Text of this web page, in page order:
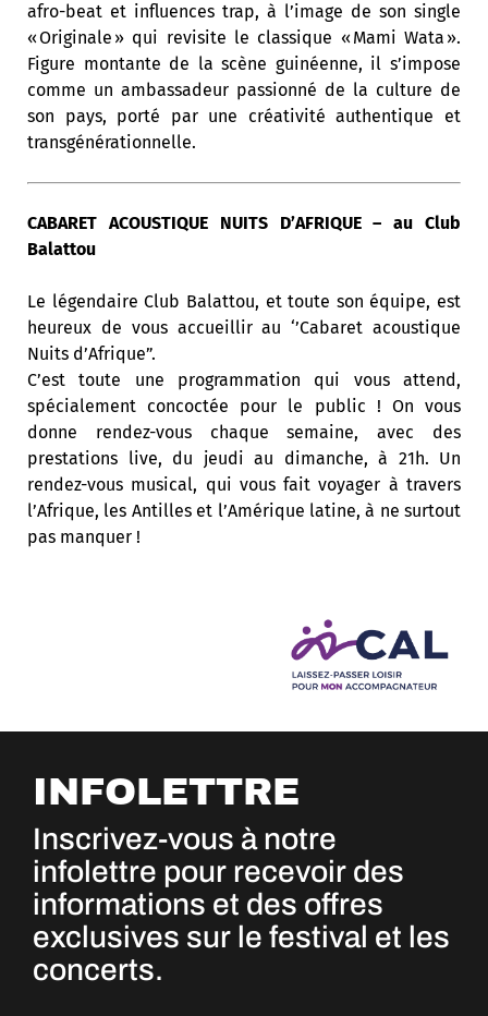
afro-beat et influences trap, à l’image de son single
« Originale » qui revisite le classique « Mami Wata ».
Figure montante de la scène guinéenne, il s’impose
comme un ambassadeur passionné de la culture de
son pays, porté par une créativité authentique et
transgénérationnelle.
CABARET ACOUSTIQUE NUITS D’AFRIQUE – au Club
Balattou
Le légendaire Club Balattou, et toute son équipe, est
heureux de vous accueillir au ‘’Cabaret acoustique
Nuits d’Afrique”.
C’est toute une programmation qui vous attend,
spécialement concoctée pour le public ! On vous
donne rendez-vous chaque semaine, avec des
prestations live, du jeudi au dimanche, à 21h. Un
rendez-vous musical, qui vous fait voyager à travers
l’Afrique, les Antilles et l’Amérique latine, à ne surtout
pas manquer !
INFOLETTRE
Inscrivez-vous à notre
infolettre pour recevoir des
informations et des offres
exclusives sur le festival et les
concerts.